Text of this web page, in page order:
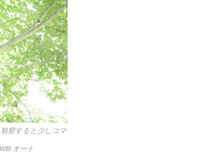
察すると少しコマ
オート